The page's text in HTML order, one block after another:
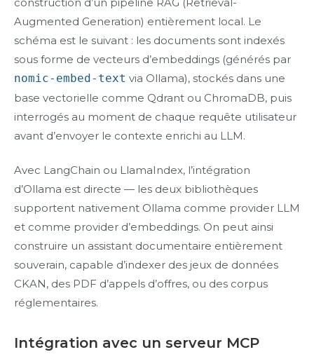
Augmented Generation) entièrement local. Le
schéma est le suivant : les documents sont indexés
sous forme de vecteurs d’embeddings (générés par
nomic-embed-text via Ollama), stockés dans une
base vectorielle comme Qdrant ou ChromaDB, puis
interrogés au moment de chaque requête utilisateur
avant d’envoyer le contexte enrichi au LLM.
Avec LangChain ou LlamaIndex, l’intégration
d’Ollama est directe — les deux bibliothèques
supportent nativement Ollama comme provider LLM
et comme provider d’embeddings. On peut ainsi
construire un assistant documentaire entièrement
souverain, capable d’indexer des jeux de données
CKAN, des PDF d’appels d’offres, ou des corpus
réglementaires.
Intégration avec un serveur MCP